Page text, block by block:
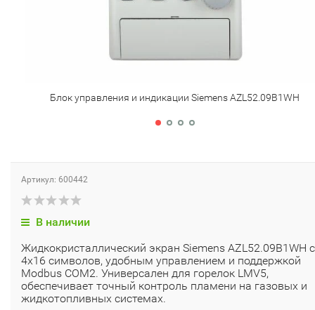
Блок управления и индикации Siemens AZL52.09B1WH
Артикул: 600442
В наличии
Жидкокристаллический экран Siemens AZL52.09B1WH с
4x16 символов, удобным управлением и поддержкой
Modbus COM2. Универсален для горелок LMV5,
обеспечивает точный контроль пламени на газовых и
жидкотопливных системах.